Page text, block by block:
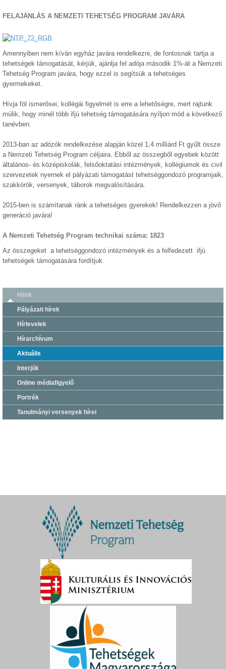
FELAJÁNLÁS A NEMZETI TEHETSÉG PROGRAM JAVÁRA
Amennyiben nem kíván egyház javára rendelkezni, de fontosnak tartja a
tehetségek támogatását, kérjük, ajánlja fel adója második 1%-át a Nemzeti
Tehetség Program javára, hogy ezzel is segítsük a tehetséges
gyermekeket.
Hívja föl ismerősei, kollégái figyelmét is erre a lehetőségre, mert rajtunk
múlik, hogy minél több ifjú tehetség támogatására nyíljon mód a következő
tanévben.
2013-ban az adózók rendelkezése alapján közel 1,4 milliárd Ft gyűlt össze
a Nemzeti Tehetség Program céljaira. Ebből az összegből egyebek között
általános- és középiskolák, felsőoktatási intézmények, kollégiumok és civil
szervezetek nyernek el pályázati támogatást tehetséggondozó programjaik,
szakkörök, versenyek, táborok megvalósítására.
2015-ben is számítanak ránk a tehetséges gyerekek! Rendelkezzen a jövő
generáció javára!
A Nemzeti Tehetség Program technikai száma: 1823
Az összegeket a tehetséggondozó intézmények és a felfedezett ifjú
tehetségek támogatására fordítjuk.
Hírek
Pályázati hírek
Hírlevelek
Hírarchívum
Aktuális
Interjúk
Online médiafigyelő
Portrék
Tanulmányi versenyek hírei